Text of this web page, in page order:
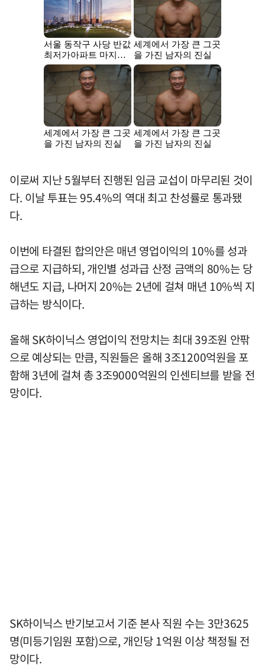
이로써 지난 5월부터 진행된 임금 교섭이 마무리된 것이
다. 이날 투표는 95.4%의 역대 최고 찬성률로 통과됐
다.
이번에 타결된 합의안은 매년 영업이익의 10%를 성과
급으로 지급하되, 개인별 성과급 산정 금액의 80%는 당
해년도 지급, 나머지 20%는 2년에 걸쳐 매년 10%씩 지
급하는 방식이다.
올해 SK하이닉스 영업이익 전망치는 최대 39조원 안팎
으로 예상되는 만큼, 직원들은 올해 3조1200억원을 포
함해 3년에 걸쳐 총 3조9000억원의 인센티브를 받을 전
망이다.
SK하이닉스 반기보고서 기준 본사 직원 수는 3만3625
명(미등기임원 포함)으로, 개인당 1억원 이상 책정될 전
망이다.